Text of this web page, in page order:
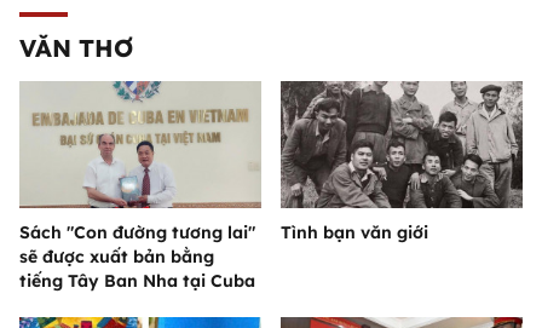
VĂN THƠ
Sách "Con đường tương lai"
sẽ được xuất bản bằng
tiếng Tây Ban Nha tại Cuba
Tình bạn văn giới